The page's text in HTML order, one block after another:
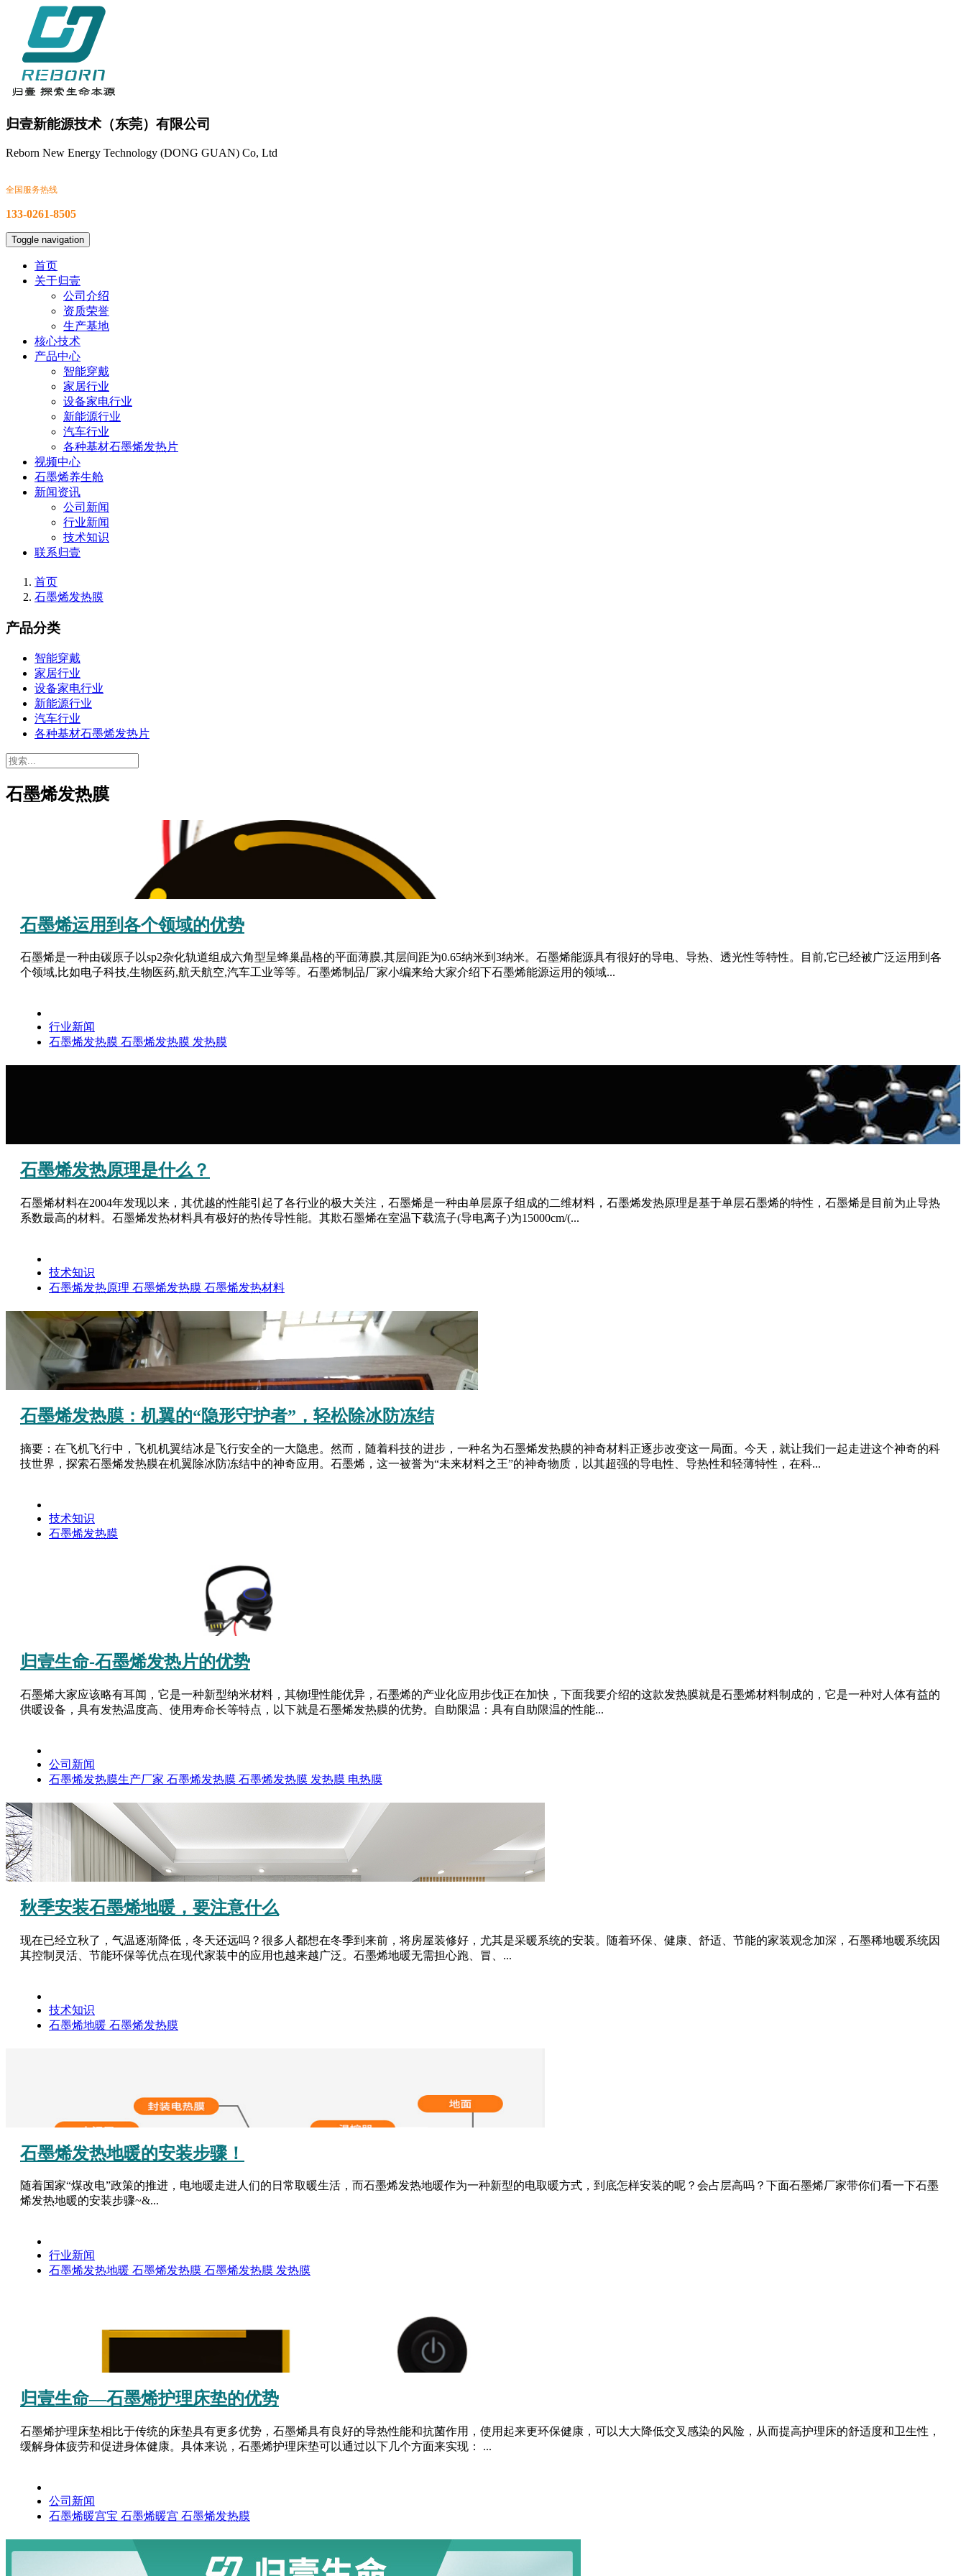
归壹新能源技术（东莞）有限公司
Reborn New Energy Technology (DONG GUAN) Co, Ltd
全国服务热线
133-0261-8505
Toggle navigation
首页
关于归壹
公司介绍
资质荣誉
生产基地
核心技术
产品中心
智能穿戴
家居行业
设备家电行业
新能源行业
汽车行业
各种基材石墨烯发热片
视频中心
石墨烯养生舱
新闻资讯
公司新闻
行业新闻
技术知识
联系归壹
首页
石墨烯发热膜
产品分类
智能穿戴
家居行业
设备家电行业
新能源行业
汽车行业
各种基材石墨烯发热片
石墨烯发热膜
石墨烯运用到各个领域的优势
石墨烯是一种由碳原子以sp2杂化轨道组成六角型呈蜂巢晶格的平面薄膜,其层间距为0.65纳米到3纳米。石墨烯能源具有很好的导电、导热、透光性等特性。目前,它已经被广泛运用到各
个领域,比如电子科技,生物医药,航天航空,汽车工业等等。石墨烯制品厂家小编来给大家介绍下石墨烯能源运用的领域...
行业新闻
石墨烯发热膜 石墨烯发热膜 发热膜
石墨烯发热原理是什么？
石墨烯材料在2004年发现以来，其优越的性能引起了各行业的极大关注，石墨烯是一种由单层原子组成的二维材料，石墨烯发热原理是基于单层石墨烯的特性，石墨烯是目前为止导热
系数最高的材料。石墨烯发热材料具有极好的热传导性能。其欺石墨烯在室温下载流子(导电离子)为15000cm/(...
技术知识
石墨烯发热原理 石墨烯发热膜 石墨烯发热材料
石墨烯发热膜：机翼的“隐形守护者”，轻松除冰防冻结
摘要：在飞机飞行中，飞机机翼结冰是飞行安全的一大隐患。然而，随着科技的进步，一种名为石墨烯发热膜的神奇材料正逐步改变这一局面。今天，就让我们一起走进这个神奇的科
技世界，探索石墨烯发热膜在机翼除冰防冻结中的神奇应用。石墨烯，这一被誉为“未来材料之王”的神奇物质，以其超强的导电性、导热性和轻薄特性，在科...
技术知识
石墨烯发热膜
归壹生命-石墨烯发热片的优势
石墨烯大家应该略有耳闻，它是一种新型纳米材料，其物理性能优异，石墨烯的产业化应用步伐正在加快，下面我要介绍的这款发热膜就是石墨烯材料制成的，它是一种对人体有益的
供暖设备，具有发热温度高、使用寿命长等特点，以下就是石墨烯发热膜的优势。自助限温：具有自助限温的性能...
公司新闻
石墨烯发热膜生产厂家 石墨烯发热膜 石墨烯发热膜 发热膜 电热膜
秋季安装石墨烯地暖，要注意什么
现在已经立秋了，气温逐渐降低，冬天还远吗？很多人都想在冬季到来前，将房屋装修好，尤其是采暖系统的安装。随着环保、健康、舒适、节能的家装观念加深，石墨稀地暖系统因
其控制灵活、节能环保等优点在现代家装中的应用也越来越广泛。石墨烯地暖无需担心跑、冒、...
技术知识
石墨烯地暖 石墨烯发热膜
石墨烯发热地暖的安装步骤！
随着国家“煤改电”政策的推进，电地暖走进人们的日常取暖生活，而石墨烯发热地暖作为一种新型的电取暖方式，到底怎样安装的呢？会占层高吗？下面石墨烯厂家带你们看一下石墨
烯发热地暖的安装步骤~&...
行业新闻
石墨烯发热地暖 石墨烯发热膜 石墨烯发热膜 发热膜
归壹生命—石墨烯护理床垫的优势
石墨烯护理床垫相比于传统的床垫具有更多优势，石墨烯具有良好的导热性能和抗菌作用，使用起来更环保健康，可以大大降低交叉感染的风险，从而提高护理床的舒适度和卫生性，
缓解身体疲劳和促进身体健康。具体来说，石墨烯护理床垫可以通过以下几个方面来实现： ...
公司新闻
石墨烯暖宫宝 石墨烯暖宫 石墨烯发热膜